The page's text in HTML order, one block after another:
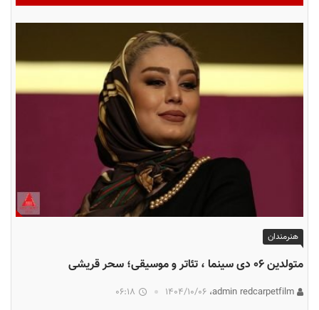
هنرمندان
متولدین ۰۶ دی سینما ، تئاتر و موسیقی؛ سحر قریشی
۱۴۰۴/۱۰/۰۶ 06:18